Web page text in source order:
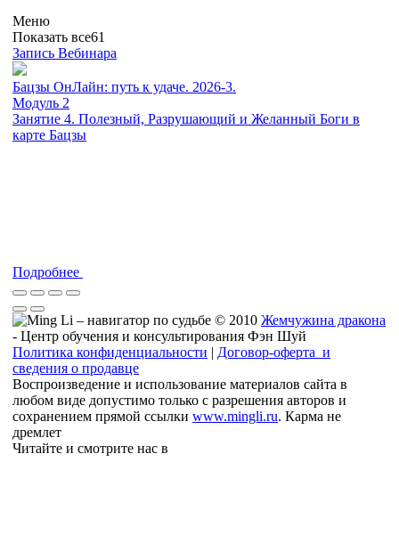
Меню
Показать все61
Запись Вебинара
Бацзы ОнЛайн: путь к удаче. 2026-3.
Модуль 2
Занятие 4. Полезный, Разрушающий и Желанный Боги в
карте Бацзы
Подробнее
© 2010 Жемчужина дракона
- Центр обучения и консультирования Фэн Шуй
Политика конфиденциальности | Договор-оферта и
сведения о продавце
Воспроизведение и использование материалов сайта в
любом виде допустимо только с разрешения авторов и
сохранением прямой ссылки www.mingli.ru. Карма не
дремлет
Читайте и смотрите нас в